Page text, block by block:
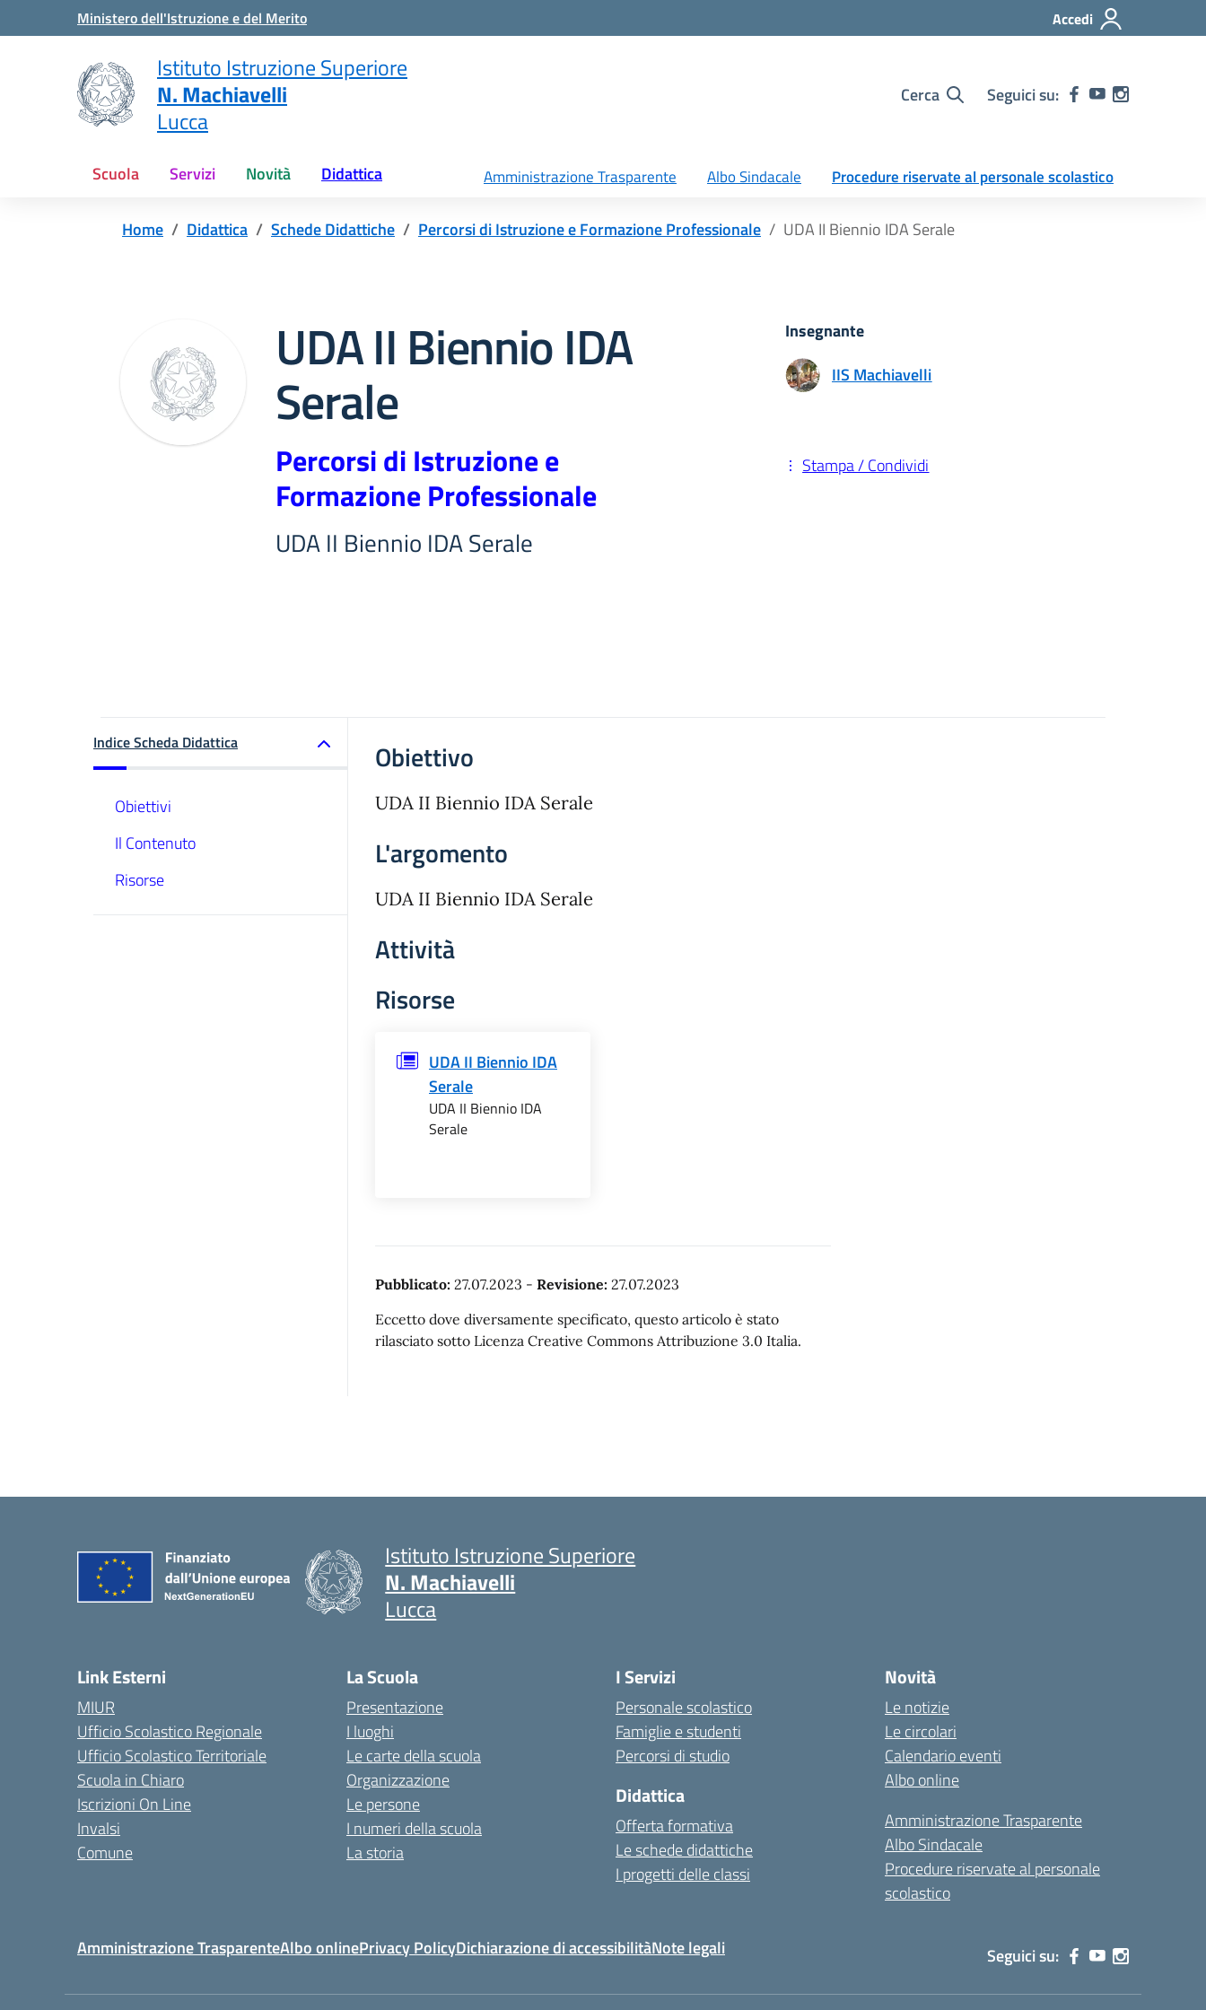
Vai ai contenuti
Vai al menu di navigazione
Ministero dell'Istruzione e del Merito Accedi
Istituto Istruzione Superiore
N. Machiavelli
Lucca
Cerca Seguici su:
Scuola Servizi Novità Didattica Amministrazione Trasparente Albo Sindacale Procedure riservate al personale scolastico
Home Didattica Schede Didattiche Percorsi di Istruzione e Formazione Professionale UDA II Biennio IDA Serale
UDA II Biennio IDA
Serale
Percorsi di Istruzione e
Formazione Professionale
UDA II Biennio IDA Serale
Insegnante
IIS Machiavelli
Stampa / Condividi
Indice Scheda Didattica
Obiettivi
Il Contenuto
Risorse
Obiettivo
UDA II Biennio IDA Serale
L'argomento
UDA II Biennio IDA Serale
Attività
Risorse
UDA II Biennio IDA
Serale
UDA II Biennio IDA
Serale
Pubblicato: 27.07.2023 - Revisione: 27.07.2023
Eccetto dove diversamente specificato, questo articolo è stato
rilasciato sotto Licenza Creative Commons Attribuzione 3.0 Italia.
Istituto Istruzione Superiore
N. Machiavelli
Lucca
Link Esterni
MIUR
Ufficio Scolastico Regionale
Ufficio Scolastico Territoriale
Scuola in Chiaro
Iscrizioni On Line
Invalsi
Comune
La Scuola
Presentazione
I luoghi
Le carte della scuola
Organizzazione
Le persone
I numeri della scuola
La storia
I Servizi
Personale scolastico
Famiglie e studenti
Percorsi di studio
Didattica
Offerta formativa
Le schede didattiche
I progetti delle classi
Novità
Le notizie
Le circolari
Calendario eventi
Albo online
Amministrazione Trasparente
Albo Sindacale
Procedure riservate al personale
scolastico
Amministrazione TrasparenteAlbo onlinePrivacy PolicyDichiarazione di accessibilitàNote legali Seguici su: